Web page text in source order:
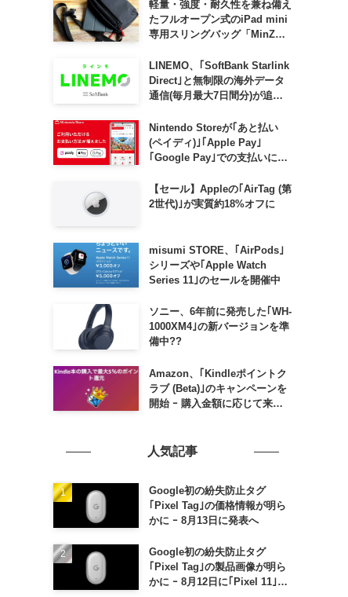
軽量・強度・耐久性を兼ね備え
たフルオープン式のiPad mini
専用スリングバッグ「MinZ
発売
LINEMO、｢SoftBank Starlink
Direct｣と無制限の海外データ
通信(毎月最大7日間分)が追加
Nintendo Storeが｢あと払い
(ペイディ)｣｢Apple Pay｣
｢Google Pay｣での支払いに対
【セール】Appleの｢AirTag (第
2世代)｣が実質約18%オフに
misumi STORE、｢AirPods｣
シリーズや｢Apple Watch
Series 11｣のセールを開催中
ソニー、6年前に発売した｢WH-
1000XM4｣の新バージョンを準
備中??
Amazon、｢Kindleポイントク
ラブ (Beta)｣のキャンペーンを
開始 ｰ 購入金額に応じて来月
人気記事
Google初の紛失防止タグ
｢Pixel Tag｣の価格情報が明ら
かに ｰ 8月13日に発表へ
Google初の紛失防止タグ
｢Pixel Tag｣の製品画像が明ら
かに ｰ 8月12日に｢Pixel 11｣な